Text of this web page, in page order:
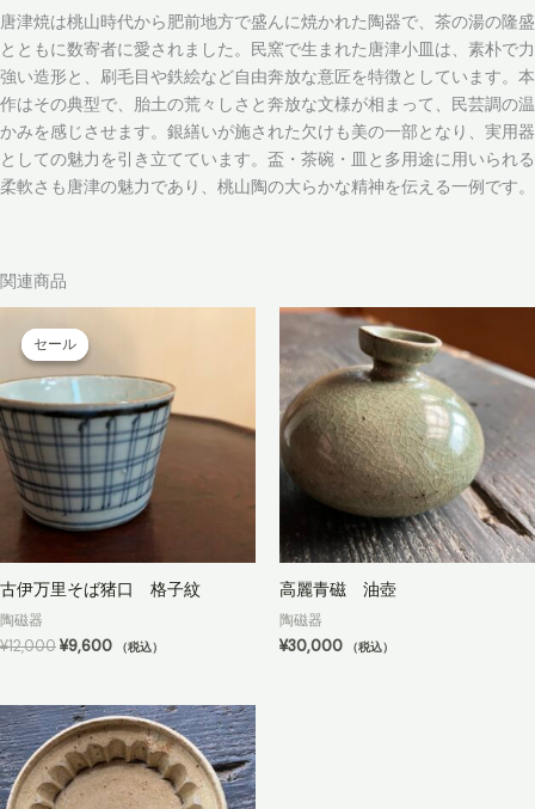
唐津焼は桃山時代から肥前地方で盛んに焼かれた陶器で、茶の湯の隆盛
とともに数寄者に愛されました。民窯で生まれた唐津小皿は、素朴で力
強い造形と、刷毛目や鉄絵など自由奔放な意匠を特徴としています。本
作はその典型で、胎土の荒々しさと奔放な文様が相まって、民芸調の温
かみを感じさせます。銀繕いが施された欠けも美の一部となり、実用器
としての魅力を引き立てています。盃・茶碗・皿と多用途に用いられる
柔軟さも唐津の魅力であり、桃山陶の大らかな精神を伝える一例です。
関連商品
セール
セール
古伊万里そば猪口 格子紋
陶磁器
¥12,000元
格
は
¥12,000
で
し
た。
¥9,600現
価
格
は
¥9,600
で
す。
（税込）
高麗青磁 油壺
陶磁器
¥30,000 （税込）